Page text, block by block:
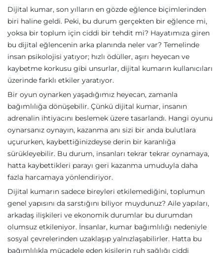
Dijital kumar, son yılların en gözde eğlence biçimlerinden
biri haline geldi. Peki, bu durum gerçekten bir eğlence mi,
yoksa bir toplum için ciddi bir tehdit mi? Hayatımıza giren
bu dijital eğlencenin arka planında neler var? Temelinde
insan psikolojisi yatıyor; hızlı ödüller, aşırı heyecan ve
kaybetme korkusu gibi unsurlar, dijital kumarın kullanıcıları
üzerinde farklı etkiler yaratıyor.
Bir oyun oynarken yaşadığımız heyecan, zamanla
bağımlılığa dönüşebilir. Çünkü dijital kumar, insanın
adrenalin ihtiyacını beslemek üzere tasarlandı. Hangi oyunu
oynarsanız oynayın, kazanma anı sizi bir anda bulutlara
uçururken, kaybettiğinizdeyse derin bir karanlığa
sürükleyebilir. Bu durum, insanları tekrar tekrar oynamaya,
hatta kaybettikleri parayı geri kazanma umuduyla daha
fazla harcamaya yönlendiriyor.
Dijital kumarın sadece bireyleri etkilemediğini, toplumun
genel yapısını da sarstığını biliyor muydunuz? Aile yapıları,
arkadaş ilişkileri ve ekonomik durumlar bu durumdan
olumsuz etkileniyor. İnsanlar, kumar bağımlılığı nedeniyle
sosyal çevrelerinden uzaklaşıp yalnızlaşabilirler. Hatta bu
bağımlılıkla mücadele eden kişilerin ruh sağlığı ciddi